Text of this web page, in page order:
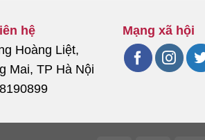
hệ
Hoàng Liệt,
Mai, TP Hà Nội
Mạng xã hội